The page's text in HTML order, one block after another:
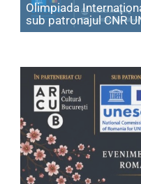
Olimpiada
sub patronajul CNR